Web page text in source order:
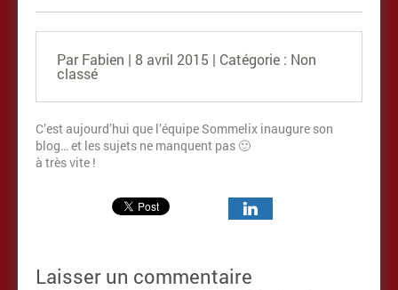
Par Fabien | 8 avril 2015 | Catégorie : Non
classé
C’est aujourd’hui que l’équipe Sommelix inaugure son
blog… et les sujets ne manquent pas 🙂
à très vite !
Laisser un commentaire